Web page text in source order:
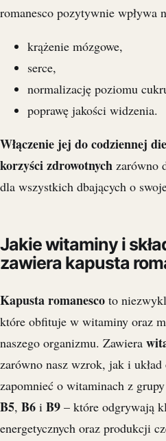
romanesco pozytywnie wpływa
krążenie mózgowe,
serce,
normalizację poziomu
poprawę jakości widzenia.
Włączenie jej do codziennej
korzyści zdrowotnych zarówno
dla wszystkich dbających o
Jakie witaminy i
zawiera kapusta
Kapusta romanesco to
które obfituje w witaminy oraz
naszego organizmu. Zawiera
zarówno nasz wzrok, jak i
zapomnieć o witaminach z
B5, B6 i B9 – które odgrywają
energetycznych oraz produkcji